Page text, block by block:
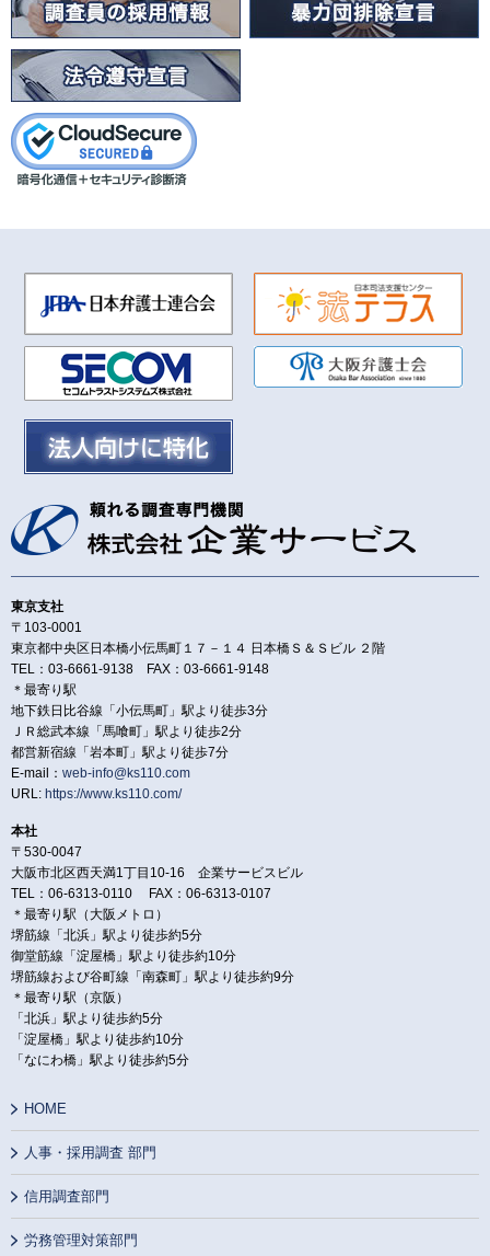
東京支社
〒103-0001
東京都中央区日本橋小伝馬町１７－１４ 日本橋Ｓ＆Ｓビル ２階
TEL：03-6661-9138 FAX：03-6661-9148
＊最寄り駅
地下鉄日比谷線「小伝馬町」駅より徒歩3分
ＪＲ総武本線「馬喰町」駅より徒歩2分
都営新宿線「岩本町」駅より徒歩7分
E-mail： web-info@ks110.com
URL: https://www.ks110.com/
本社
〒530-0047
大阪市北区西天満1丁目10-16 企業サービスビル
TEL：06-6313-0110 FAX：06-6313-0107
＊最寄り駅（大阪メトロ）
堺筋線「北浜」駅より徒歩約5分
御堂筋線「淀屋橋」駅より徒歩約10分
堺筋線および谷町線「南森町」駅より徒歩約9分
＊最寄り駅（京阪）
「北浜」駅より徒歩約5分
「淀屋橋」駅より徒歩約10分
「なにわ橋」駅より徒歩約5分
HOME
人事・採用調査 部門
信用調査部門
労務管理対策部門